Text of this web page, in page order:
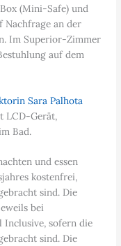
(Mini-Safe) und
Nachfrage an der
Im Superior-Zimmer
auf dem
Sara Palhota
LCD-Gerät,
Bad.
und essen
kostenfrei,
sind. Die
bei
sofern die
sind. Die